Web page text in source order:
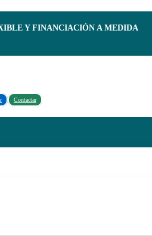
Y FINANCIACIÓN A MEDIDA
Contactar